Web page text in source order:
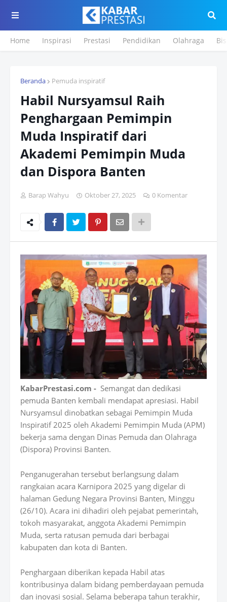
Home Inspirasi Prestasi Pendidikan Olahraga
Beranda Pemuda inspiratif
Habil Nursyamsul Raih
Penghargaan Pemimpin
Muda Inspiratif dari
Akademi Pemimpin Muda
dan Dispora Banten
Barap Wahyu Oktober 27, 2025 0 Komentar
KabarPrestasi.com - Semangat dan dedikasi
pemuda Banten kembali mendapat apresiasi. Habil
Nursyamsul dinobatkan sebagai Pemimpin Muda
Inspiratif 2025 oleh Akademi Pemimpin Muda (APM)
bekerja sama dengan Dinas Pemuda dan Olahraga
(Dispora) Provinsi Banten.
Penganugerahan tersebut berlangsung dalam
rangkaian acara Karnipora 2025 yang digelar di
halaman Gedung Negara Provinsi Banten, Minggu
(26/10). Acara ini dihadiri oleh pejabat pemerintah,
tokoh masyarakat, anggota Akademi Pemimpin
Muda, serta ratusan pemuda dari berbagai
kabupaten dan kota di Banten.
Penghargaan diberikan kepada Habil atas
kontribusinya dalam bidang pemberdayaan pemuda
dan inovasi sosial. Selama beberapa tahun terakhir,